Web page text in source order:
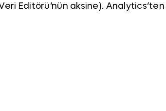
Editörü’nün aksine).